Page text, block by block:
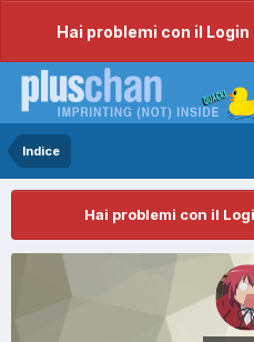
Hai problemi con il
Indice
Hai problemi con il